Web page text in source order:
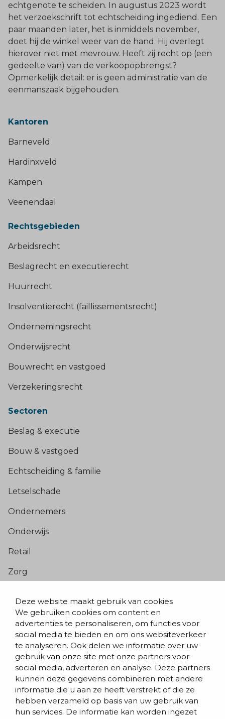
Deze website maakt gebruik van cookies
We gebruiken cookies om content en
advertenties te personaliseren, om functies voor
social media te bieden en om ons websiteverkeer
te analyseren. Ook delen we informatie over uw
gebruik van onze site met onze partners voor
social media, adverteren en analyse. Deze partners
kunnen deze gegevens combineren met andere
informatie die u aan ze heeft verstrekt of die ze
hebben verzameld op basis van uw gebruik van
hun services. De informatie kan worden ingezet
echtgenote te scheiden. In augustus 2023 wordt
het verzoekschrift tot echtscheiding ingediend. Een
paar maanden later, het is inmiddels november,
doet hij de winkel weer van de hand. Hij overlegt
hierover niet met mevrouw. Heeft zij recht op (een
gedeelte van) van de verkoopopbrengst?
Opmerkelijk detail: er is geen administratie van de
eenmanszaak bijgehouden.
Kantoren
Barneveld
Hardinxveld
Kampen
Veenendaal
Rechtsgebieden
Arbeidsrecht
Beslagrecht en executierecht
Huurrecht
Insolventierecht (faillissementsrecht)
Ondernemingsrecht
Onderwijsrecht
Bouwrecht en vastgoed
Verzekeringsrecht
Sectoren
Beslag & executie
Bouw & vastgoed
Echtscheiding & familie
Letselschade
Ondernemers
Onderwijs
Retail
Zorg
Blogs & nieuws
Contact
Evenementen
Team
Werken bij BVD